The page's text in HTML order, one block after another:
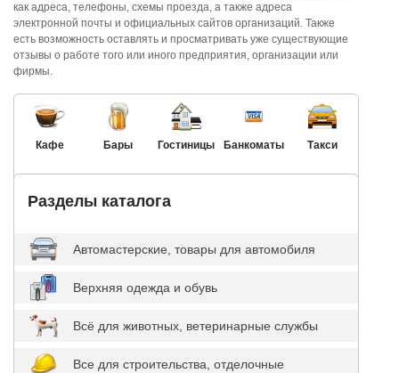
как адреса, телефоны, схемы проезда, а также адреса
электронной почты и официальных сайтов организаций. Также
есть возможность оставлять и просматривать уже существующие
отзывы о работе того или иного предприятия, организации или
фирмы.
Кафе Бары Гостиницы Банкоматы Такси
Разделы каталога
Автомастерские, товары для автомобиля
Верхняя одежда и обувь
Всё для животных, ветеринарные службы
Все для строительства, отделочные